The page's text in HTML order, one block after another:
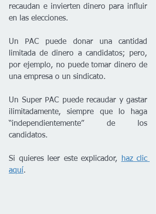
recaudan e invierten dinero para influir
en las elecciones.
Un PAC puede donar una cantidad
limitada de dinero a candidatos; pero,
por ejemplo, no puede tomar dinero de
una empresa o un sindicato.
Un Super PAC puede recaudar y gastar
ilimitadamente, siempre que lo haga
“independientemente” de los
candidatos.
Si quieres leer este explicador,
haz clic
aquí.